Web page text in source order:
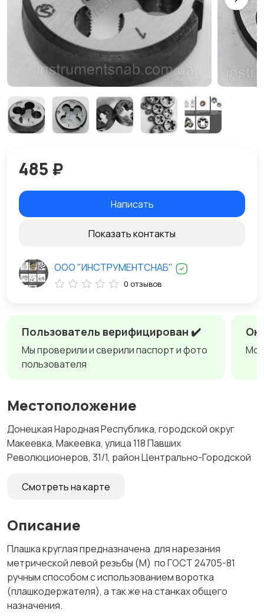
Пользователь верифицирован ✔️
Мы проверили и сверили паспорт и фото
пользователя
Местоположение
Донецкая Народная Республика, городской округ
Макеевка, Макеевка, улица 118 Павших
Революционеров, 31/1, район Центрально-Городской
Смотреть на карте
Описание
Плашка круглая предназначена для нарезания
метрической левой резьбы (М) по ГОСТ 24705-81
ручным способом с использованием воротка
(плашкодержателя), а так же на станках общего
назначения.
485 ₽
Написать
Показать контакты
ООО "ИНСТРУМЕНТСНАБ"
0 отзывов